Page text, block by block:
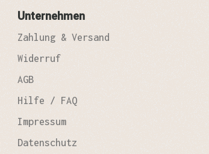
Unternehmen
Zahlung & Versand
Widerruf
AGB
Hilfe / FAQ
Impressum
Datenschutz